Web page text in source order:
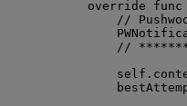
override
func
//
//
self .